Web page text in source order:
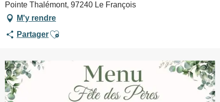
Pointe Thalémont, 97240 Le François
M'y rendre
PartagerAjouter aux favoris